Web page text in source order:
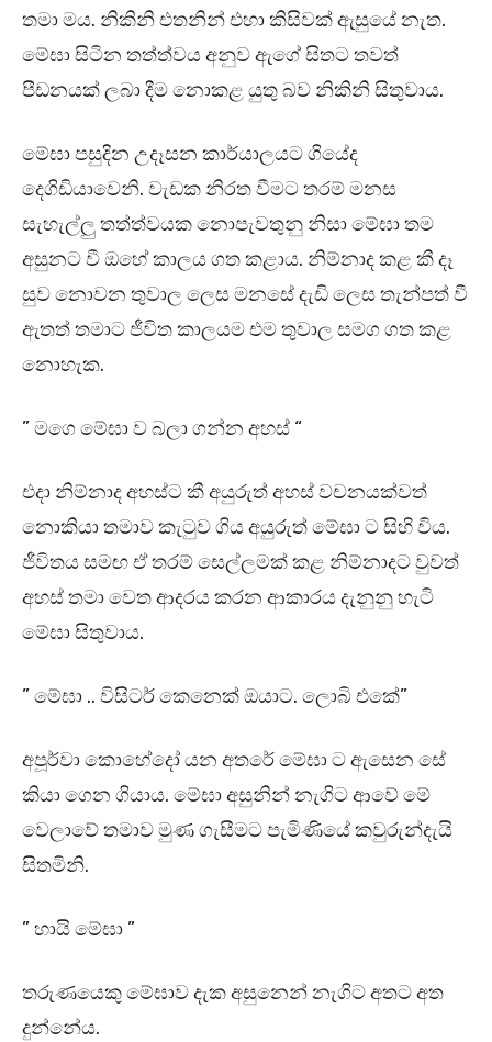
තමා මය. නිකිනි එතනින් එහා කිසිවක් ඇසුයේ නැත.
මේඝා සිටින තත්ත්වය අනුව ඇගේ සිතට තවත්
පීඩනයක් ලබා දීම නොකළ යුතු බව නිකිනි සිතුවාය.
මේඝා පසුදින උදෑසන කාර්යාලයට ගියේද
දෙගිඩියාවෙනි. වැඩක නිරත වීමට තරම් මනස
සැහැල්ලු තත්ත්වයක නොපැවතුනු නිසා මේඝා තම
අසුනට වී ඔහේ කාලය ගත කළාය. නිම්නාද කළ කී දෑ
සුව නොවන තුවාල ලෙස මනසේ දැඩි ලෙස තැන්පත් වී
ඇතත් තමාට ජීවිත කාලයම එම තුවාල සමග ගත කළ
නොහැක.
” මගෙ මේඝා ව බලා ගන්න අහස් “
එදා නිම්නාද අහස්ට කී අයුරුත් අහස් වචනයක්වත්
නොකියා තමාව කැටුව ගිය අයුරුත් මේඝා ට සිහි විය.
ජීවිතය සමඟ ඒ තරම් සෙල්ලමක් කළ නිම්නාදට වුවත්
අහස් තමා වෙත ආදරය කරන ආකාරය දැනුනු හැටි
මේඝා සිතුවාය.
” මේඝා .. විසිටර් කෙනෙක් ඔයාට. ලොබි එකේ”
අපූර්වා කොහේදෝ යන අතරේ මේඝා ට ඇසෙන සේ
කියා ගෙන ගියාය. මේඝා අසුනින් නැගිට ආවේ මේ
වෙලාවේ තමාව මුණ ගැසීමට පැමිණියේ කවුරුන්දැයි
සිතමිනි.
” හායි මේඝා ”
තරුණයෙකු මේඝාව දැක අසුනෙන් නැගිට අතට අත
දුන්නේය.